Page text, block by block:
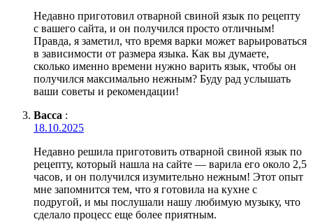
Недавно приготовил отварной свиной язык по рецепту
с вашего сайта, и он получился просто отличным!
Правда, я заметил, что время варки может варьироваться
в зависимости от размера языка. Как вы думаете,
сколько именно времени нужно варить язык, чтобы он
получился максимально нежным? Буду рад услышать
ваши советы и рекомендации!
Васса :
18.10.2025
Недавно решила приготовить отварной свиной язык по
рецепту, который нашла на сайте — варила его около 2,5
часов, и он получился изумительно нежным! Этот опыт
мне запомнится тем, что я готовила на кухне с
подругой, и мы послушали нашу любимую музыку, что
сделало процесс еще более приятным.